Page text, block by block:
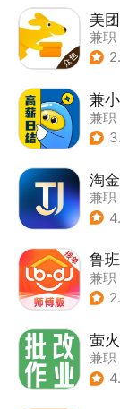
美
兼职
兼
兼职
淘
兼职
鲁
兼职
萤
兼职